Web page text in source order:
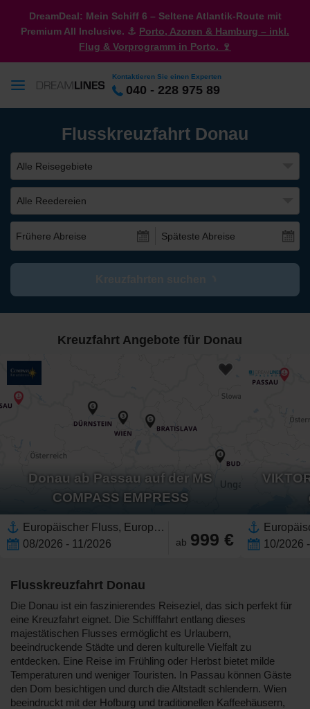
DreamDeal: Mein Schiff 6 – Seltene Atlantik-Route mit
Premium All Inclusive. ⚓ Porto, Azoren & Hamburg – inkl.
Flug & Vorprogramm in Porto. 🍷
Kontaktieren Sie einen Experten
040 - 228 975 89
Flusskreuzfahrt Donau
Alle Reisegebiete
Alle Reedereien
Frühere Abreise Späteste Abreise
Kreuzfahrt Angebote für Donau
Donau ab Passau auf der MS
COMPASS EMPRESS
Europäischer Fluss, Europa,Donau,Westeuropa,Österreich,Osteuropa,Ungarn,Slowakei,Deutschland
08/2026 - 11/2026
ab 999 € 10/2026
Flusskreuzfahrt Donau
Die Donau ist ein faszinierendes Reiseziel, das sich perfekt für
eine Kreuzfahrt eignet. Die Schifffahrt entlang dieses
majestätischen Flusses ermöglicht es Urlaubern,
beeindruckende Städte und deren kulturelle Vielfalt zu
entdecken. Eine Reise im Frühling oder Herbst bietet milde
Temperaturen und weniger Touristen. In Passau können Gäste
den Dom besichtigen und durch die Altstadt schlendern. Wien
beeindruckt mit der Hofburg und traditionellen Kaffeehäusern,